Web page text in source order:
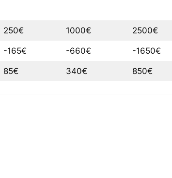
250€ 1000€ 2500€
-165€ -660€ -1650€
85€ 340€ 850€